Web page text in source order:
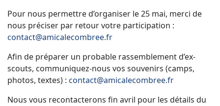
Pour nous permettre d’organiser le 25 mai, merci de
nous préciser par retour votre participation :
contact@amicalecombree.fr
Afin de préparer un probable rassemblement d’ex-
scouts, communiquez-nous vos souvenirs (camps,
photos, textes) : contact@amicalecombree.fr
Nous vous recontacterons fin avril pour les détails du